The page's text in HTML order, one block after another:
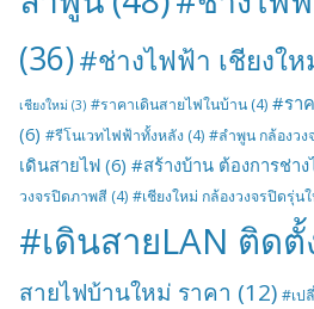
(36)#ช่างไฟฟ้า เชียงให
เชียงใหม่ (3) #ราคาเดินสายไฟในบ้าน (4) #รา
(6) #รีโนเวทไฟฟ้าทั้งหลัง (4) #ลำพูน กล้องว
เดินสายไฟ (6) #สร้างบ้าน ต้องการช่าง
วงจรปิดภาพสี (4) #เชียงใหม่ กล้องวงจรปิดรุ่น
#เดินสายLAN ติดตั้
สายไฟบ้านใหม่ ราคา (12) #เป